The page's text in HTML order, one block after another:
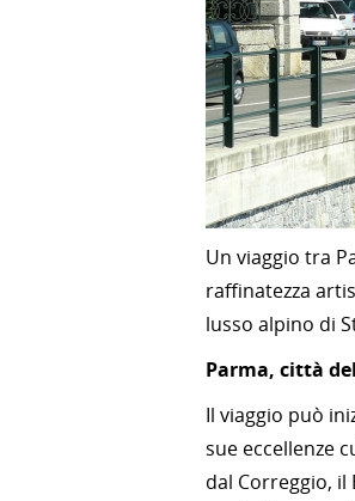
Un viaggio tra
raffinatezza
lusso alpino di
Parma, città
Il viaggio può
sue eccellenze
dal Correggio,